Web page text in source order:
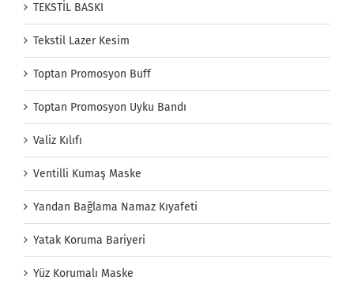
TEKSTİL BASKI
Tekstil Lazer Kesim
Toptan Promosyon Buff
Toptan Promosyon Uyku Bandı
Valiz Kılıfı
Ventilli Kumaş Maske
Yandan Bağlama Namaz Kıyafeti
Yatak Koruma Bariyeri
Yüz Korumalı Maske